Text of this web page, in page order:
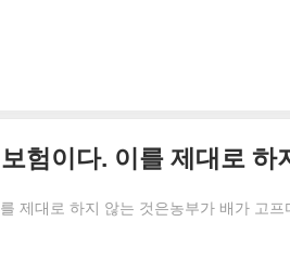
제대로 하지 않는 것은농부가 배가 고